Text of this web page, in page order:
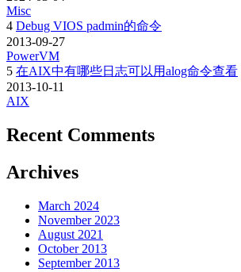
Misc
4 Debug VIOS padmin的命令
2013-09-27
PowerVM
5 在AIX中有哪些日志可以用alog命令查看
2013-10-11
AIX
Recent Comments
Archives
March 2024
November 2023
August 2021
October 2013
September 2013